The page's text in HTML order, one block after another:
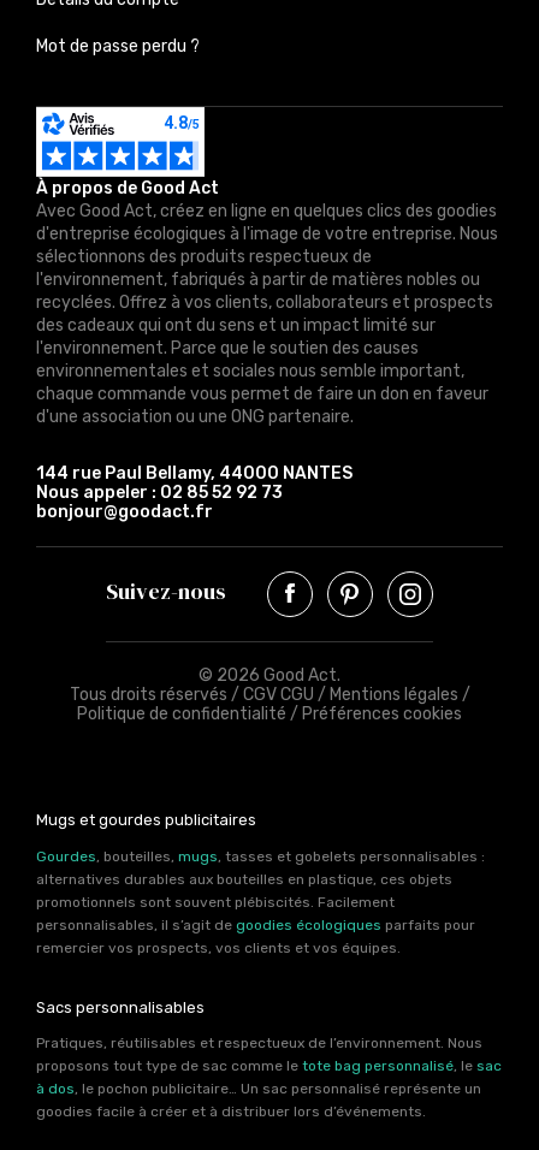
À propos de Good Act
Avec Good Act, créez en ligne en quelques clics des goodies
d'entreprise écologiques à l'image de votre entreprise. Nous
sélectionnons des produits respectueux de
l'environnement, fabriqués à partir de matières nobles ou
recyclées. Offrez à vos clients, collaborateurs et prospects
des cadeaux qui ont du sens et un impact limité sur
l'environnement. Parce que le soutien des causes
environnementales et sociales nous semble important,
chaque commande vous permet de faire un don en faveur
d'une association ou une ONG partenaire.
144 rue Paul Bellamy, 44000 NANTES
Nous appeler : 02 85 52 92 73
bonjour@goodact.fr
Mot de passe perdu ?
Suivez-nous
© 2026 Good Act.
Tous droits réservés / CGV CGU / Mentions légales /
Politique de confidentialité / Préférences cookies
Mugs et gourdes publicitaires
Gourdes, bouteilles, mugs, tasses et gobelets personnalisables :
alternatives durables aux bouteilles en plastique, ces objets
promotionnels sont souvent plébiscités. Facilement
personnalisables, il s’agit de goodies écologiques parfaits pour
remercier vos prospects, vos clients et vos équipes.
Sacs personnalisables
Pratiques, réutilisables et respectueux de l’environnement. Nous
proposons tout type de sac comme le tote bag personnalisé, le sac
à dos, le pochon publicitaire… Un sac personnalisé représente un
goodies facile à créer et à distribuer lors d’événements.